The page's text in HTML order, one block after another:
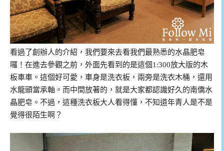
看過了創辦人的介紹，我們要來去看我們最熟悉的水晶肥皂
囉！在進去參觀之前，外面先看到的是這個1:300放大版的木
板車車。這個好可愛，車身是洗衣板，兩旁是洗衣木桶，還用
水龍頭當承軸。而中間放著的，就是大家都認識好久的南僑水
晶肥皂。不過，這種洗衣板大人看得懂，不知道年青人是不是
覺得很陌生啊？